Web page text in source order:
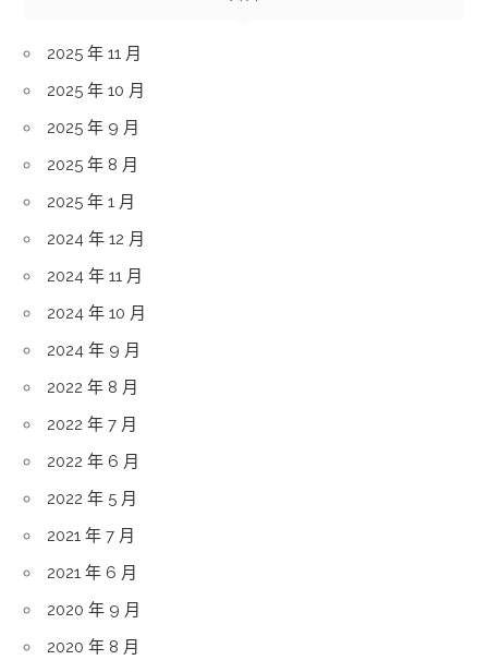
2025 年 11 月
2025 年 10 月
2025 年 9 月
2025 年 8 月
2025 年 1 月
2024 年 12 月
2024 年 11 月
2024 年 10 月
2024 年 9 月
2022 年 8 月
2022 年 7 月
2022 年 6 月
2022 年 5 月
2021 年 7 月
2021 年 6 月
2020 年 9 月
2020 年 8 月